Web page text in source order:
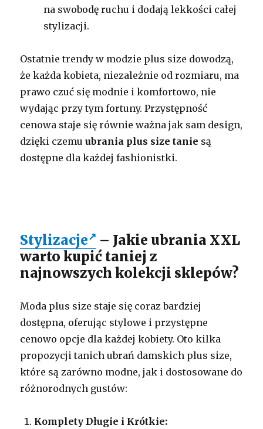
na swobodę ruchu i dodają lekkości całej
stylizacji.
Ostatnie trendy w modzie plus size dowodzą,
że każda kobieta, niezależnie od rozmiaru, ma
prawo czuć się modnie i komfortowo, nie
wydając przy tym fortuny. Przystępność
cenowa staje się równie ważna jak sam design,
dzięki czemuubrania plus size tanie są
dostępne dla każdej fashionistki.
Stylizacje
– Jakie ubrania XXL
warto kupić taniej z
najnowszych kolekcji sklepów?
Moda plus size staje się coraz bardziej
dostępna, oferując stylowe i przystępne
cenowo opcje dla każdej kobiety. Oto kilka
propozycji tanich ubrań damskich plus size,
które są zarówno modne, jak i dostosowane do
różnorodnych gustów:
Komplety Długie i Krótkie: